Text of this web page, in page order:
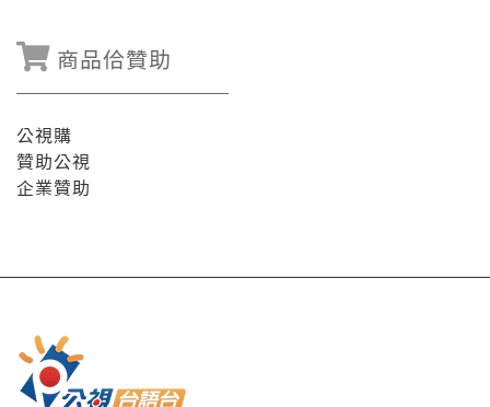
商品佮贊助
公視購
贊助公視
企業贊助